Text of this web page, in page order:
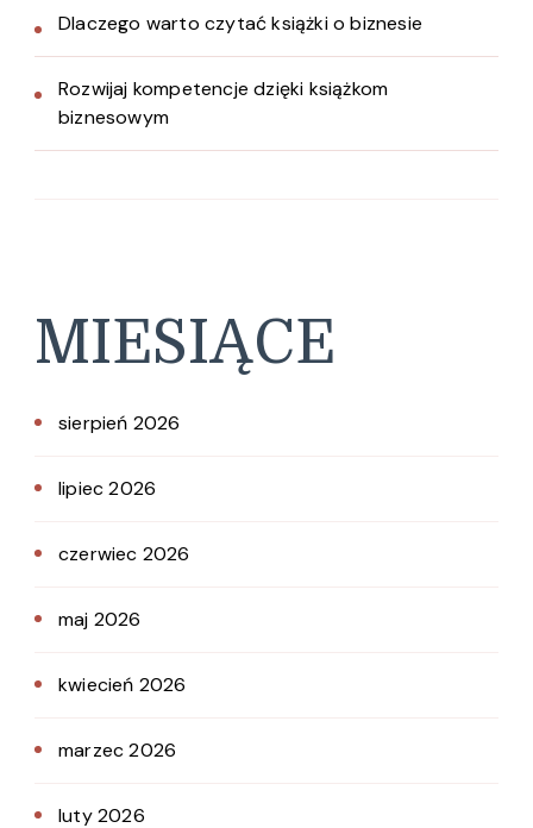
Dlaczego warto czytać książki o biznesie
Rozwijaj kompetencje dzięki książkom
biznesowym
MIESIĄCE
sierpień 2026
lipiec 2026
czerwiec 2026
maj 2026
kwiecień 2026
marzec 2026
luty 2026